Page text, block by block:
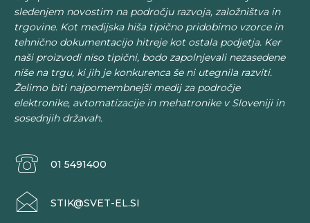
sledenjem novostim na področju razvoja, založništva in
trgovine. Kot medijska hiša tipično pridobimo vzorce in
tehnično dokumentacijo hitreje kot ostala podjetja. Ker
naši proizvodi niso tipični, bodo zapolnjevali nezasedene
niše na trgu, ki jih je konkurenca še ni utegnila razviti.
Želimo biti najpomembnejši medij za področje
elektronike, avtomatizacije in mehatronike v Sloveniji in
sosednjih državah.
01 5491400
STIK@SVET-EL.SI